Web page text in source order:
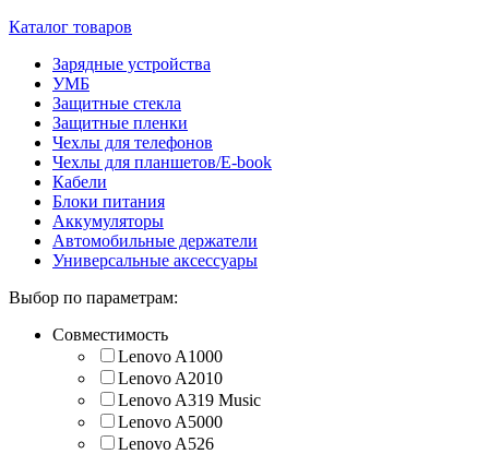
Каталог товаров
Зарядные устройства
УМБ
Защитные стекла
Защитные пленки
Чехлы для телефонов
Чехлы для планшетов/E-book
Кабели
Блоки питания
Аккумуляторы
Автомобильные держатели
Универсальные аксессуары
Выбор по параметрам:
Совместимость
Lenovo A1000
Lenovo A2010
Lenovo A319 Music
Lenovo A5000
Lenovo A526